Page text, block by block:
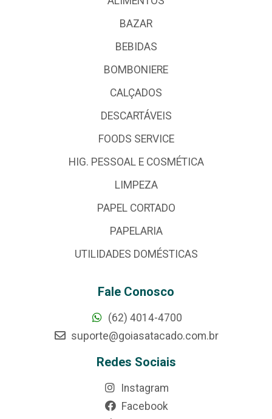
BAZAR
BEBIDAS
BOMBONIERE
CALÇADOS
DESCARTÁVEIS
FOODS SERVICE
HIG. PESSOAL E COSMÉTICA
LIMPEZA
PAPEL CORTADO
PAPELARIA
UTILIDADES DOMÉSTICAS
Fale Conosco
(62) 4014-4700
suporte@goiasatacado.com.br
Redes Sociais
Instagram
Facebook